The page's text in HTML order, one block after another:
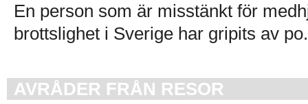
En person som är misstänkt för
brottslighet i Sverige har gripits av
AVRÅDER FRÅN RESOR